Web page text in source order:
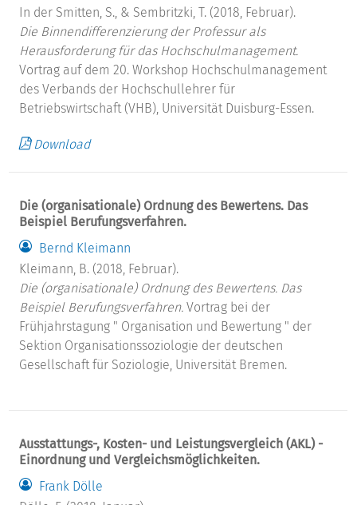
In der Smitten, S., & Sembritzki, T. (2018, Februar).
Die Binnendifferenzierung der Professur als
Herausforderung für das Hochschulmanagement.
Vortrag auf dem 20. Workshop Hochschulmanagement
des Verbands der Hochschullehrer für
Betriebswirtschaft (VHB), Universität Duisburg-Essen.
Download
Die (organisationale) Ordnung des Bewertens. Das
Beispiel Berufungsverfahren.
Bernd Kleimann
Kleimann, B. (2018, Februar).
Die (organisationale) Ordnung des Bewertens. Das
Beispiel Berufungsverfahren. Vortrag bei der
Frühjahrstagung " Organisation und Bewertung " der
Sektion Organisationssoziologie der deutschen
Gesellschaft für Soziologie, Universität Bremen.
Ausstattungs-, Kosten- und Leistungsvergleich (AKL) -
Einordnung und Vergleichsmöglichkeiten.
Frank Dölle